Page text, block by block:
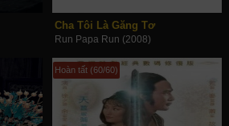
Cha Tôi Là Găng Tơ
Run Papa Run (2008)
Hoàn tất (60/60)